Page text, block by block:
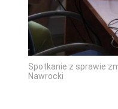
Spotkanie z sprawie
Nawrocki